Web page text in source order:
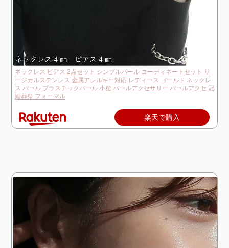
ネックレス ピアス 2点セット シンプルパール コーディネートセット サ
ージカルステンレス 金属アレルギー対応 レディース ゴールド ネックレ
ス パール プラスチックパール 小粒 パールアクセサリー パールアクセ 冠
婚葬祭 フォーマル
楽天で購入